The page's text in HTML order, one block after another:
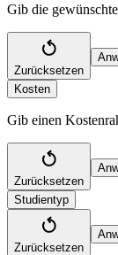
Gib die
Zurücksetzen
Kosten
Gib einen
Zurücksetzen
Studientyp
Zurücksetzen